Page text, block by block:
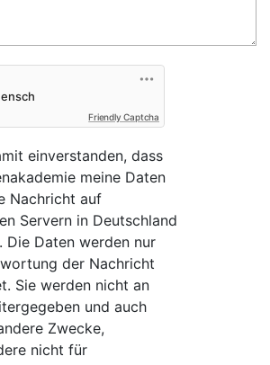
Friendly Captcha
einverstanden, dass
meine Daten
Nachricht auf
Servern in Deutschland
Die Daten werden nur
der Nachricht
Sie werden nicht an
und auch
Zwecke,
nicht für